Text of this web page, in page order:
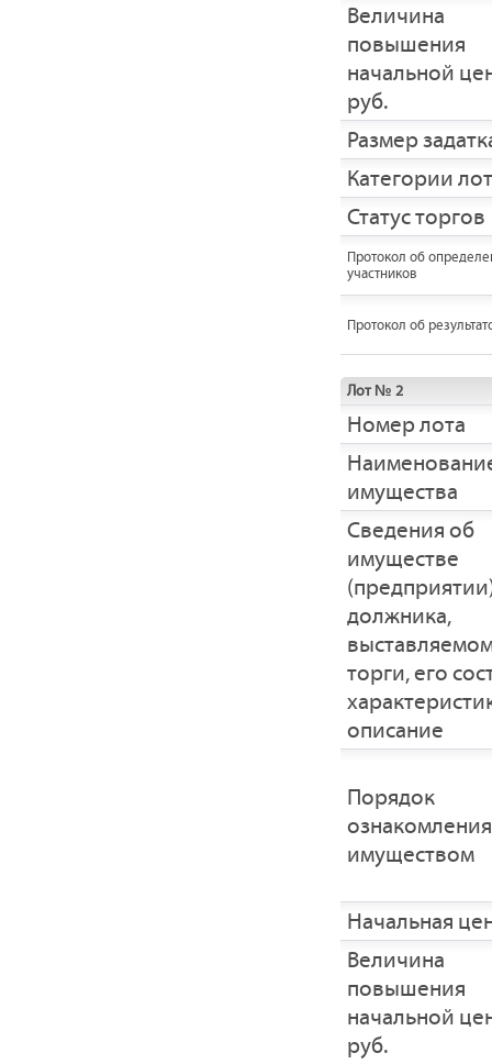
Величина
повышения
начальной
руб.
Размер
Категории
Статус торгов
Протокол об
участников
Протокол об
Лот № 2
Номер лота
имущества
Cведения об
имуществе
должника,
торги, его
описание
Порядок
имуществом
Начальная
Величина
повышения
начальной
руб.